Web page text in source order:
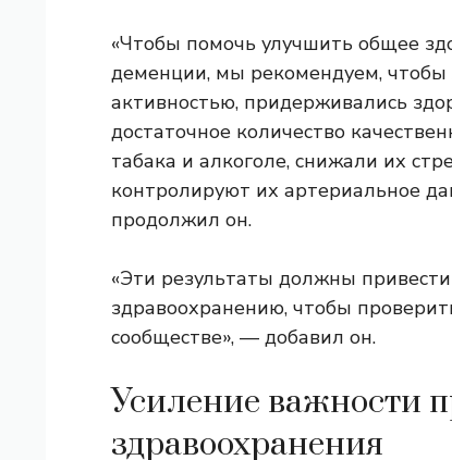
«Чтобы помочь улучшить общее
деменции, мы рекомендуем,
активностью, придерживались
достаточное количество
табака и алкоголе, снижали их
контролируют их артериальное
продолжил он.
«Эти результаты должны
здравоохранению, чтобы
сообществе», — добавил он.
Усиление важности
здравоохранения